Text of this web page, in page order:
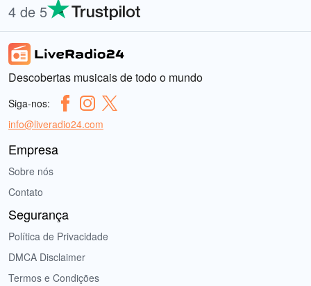
4 de 5
Descobertas musicais de todo o mundo
Siga-nos:
info@liveradio24.com
Empresa
Sobre nós
Contato
Segurança
Política de Privacidade
DMCA Disclaimer
Termos e Condições